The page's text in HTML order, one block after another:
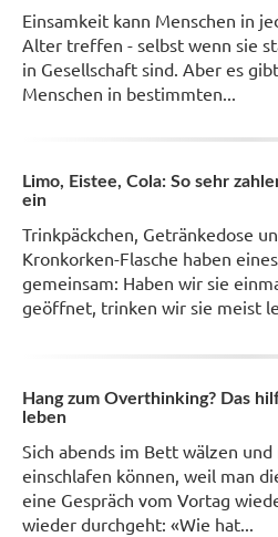
Einsamkeit kann Menschen in
Alter treffen - selbst wenn sie
in Gesellschaft sind. Aber es gibt
Menschen in bestimmten...
Limo, Eistee, Cola: So sehr
ein
Trinkpäckchen, Getränkedose
Kronkorken-Flasche haben eines
gemeinsam: Haben wir sie
geöffnet, trinken wir sie meist
Hang zum Overthinking? Das
leben
Sich abends im Bett wälzen und
einschlafen können, weil man
eine Gespräch vom Vortag
wieder durchgeht: «Wie hat...